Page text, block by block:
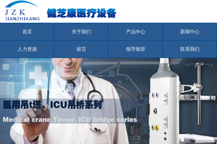
首页 关于我们 产品中心 新闻中心
人力资源 留言 领导致辞 联系我们